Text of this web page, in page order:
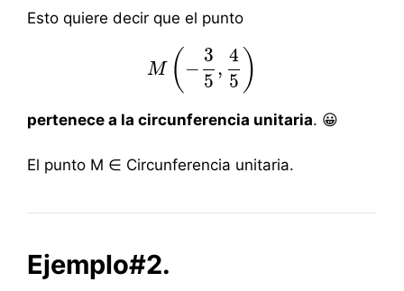
Esto quiere decir que el punto
M ( −
3
5
,
4
5 )
M −3 5, 4 5)
pertenece a la circunferencia unitaria. 😀
El punto M ∈ Circunferencia unitaria.
Ejemplo#2.